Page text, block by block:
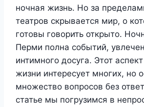
ночная жизнь. Но за
театров скрывается мир, о
готовы говорить открыто.
Перми полна событий,
интимного досуга. Этот
жизни интересует многих, но
множество вопросов без
статье мы погрузимся в